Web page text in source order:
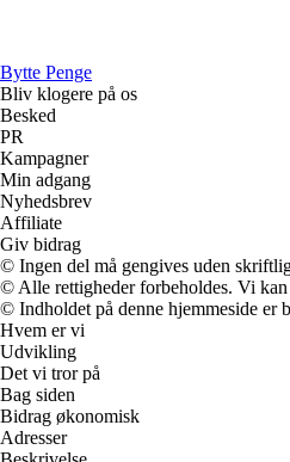
Bytte Penge
Bliv klogere på os
Besked
PR
Kampagner
Min adgang
Nyhedsbrev
Affiliate
Giv bidrag
© Ingen del må gengives uden
© Alle rettigheder forbeholdes. Vi kan
© Indholdet på denne hjemmeside er
Hvem er vi
Udvikling
Det vi tror på
Bag siden
Bidrag økonomisk
Adresser